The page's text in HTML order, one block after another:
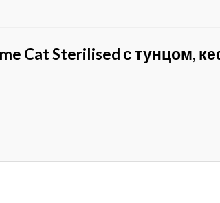
Cat Sterilised с тунцом,